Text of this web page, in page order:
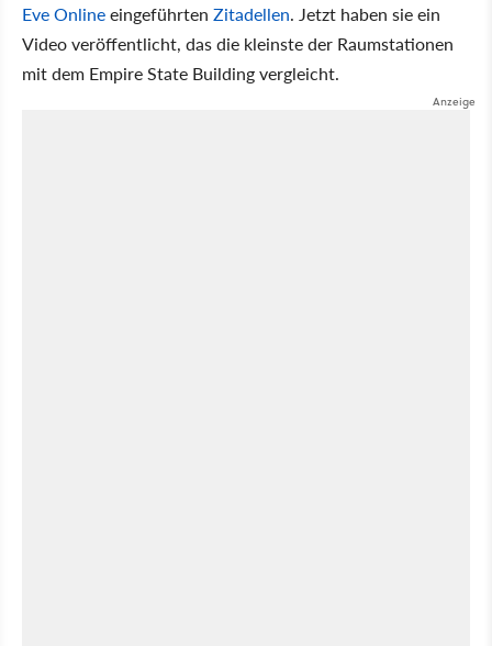
Eve Onlineeingeführten Zitadellen. Jetzt haben sie ein
Video veröffentlicht, das die kleinste der Raumstationen
mit dem Empire State Building vergleicht.